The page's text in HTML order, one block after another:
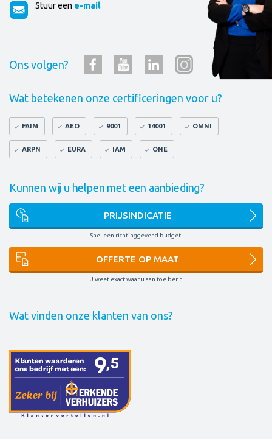
Stuur een e-mail
Ons volgen?
Wat betekenen onze certificeringen voor u?
FAIM AEO 9001 14001 OMNI
ARPN EURA IAM ONE
Kunnen wij u helpen met een aanbieding?
PRIJSINDICATIE
Snel een richtinggevend budget.
OFFERTE OP MAAT
U weet exact waar u aan toe bent.
Wat vinden onze klanten van ons?